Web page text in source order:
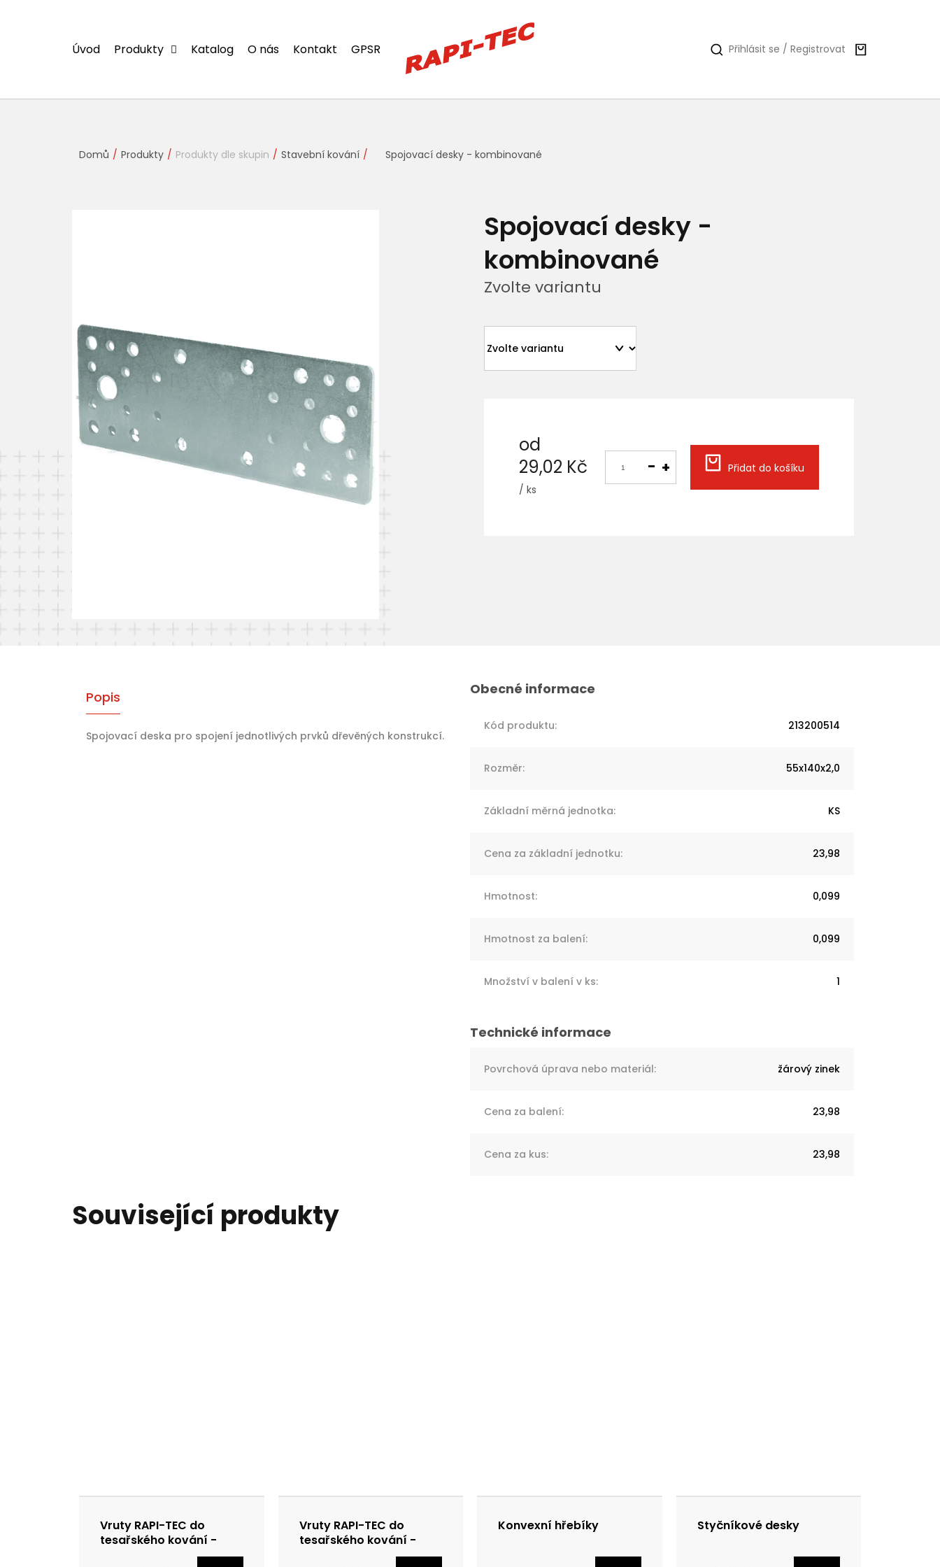
Úvod Produkty Katalog O nás Kontakt GPSR Přihlásit se / Registrovat
Domů Produkty Produkty dle skupin Stavební kování Spojovací desky - kombinované
Spojovací desky -
kombinované
Zvolte variantu
od
29,02 Kč
/ ks
Přidat do košíku
Popis
Spojovací deska pro spojení jednotlivých prvků dřevěných konstrukcí.
Kód produktu: 213200514
Rozměr: 55x140x2,0
Základní měrná jednotka: KS
Cena za základní jednotku: 23,98
Hmotnost: 0,099
Hmotnost za balení: 0,099
Množství v balení v ks: 1
Povrchová úprava nebo materiál: žárový zinek
Cena za balení: 23,98
Cena za kus: 23,98
Související produkty
Vruty RAPI-TEC do
tesařského kování -
speciální povrchová
Vruty RAPI-TEC do
tesařského kování -
Konvexní hřebíky Styčníkové desky